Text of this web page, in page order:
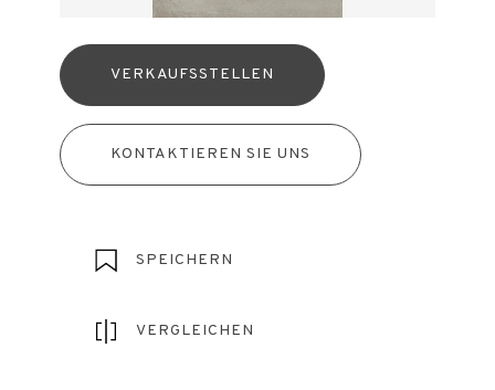
VERKAUFSSTELLEN
KONTAKTIEREN SIE UNS
SPEICHERN
VERGLEICHEN